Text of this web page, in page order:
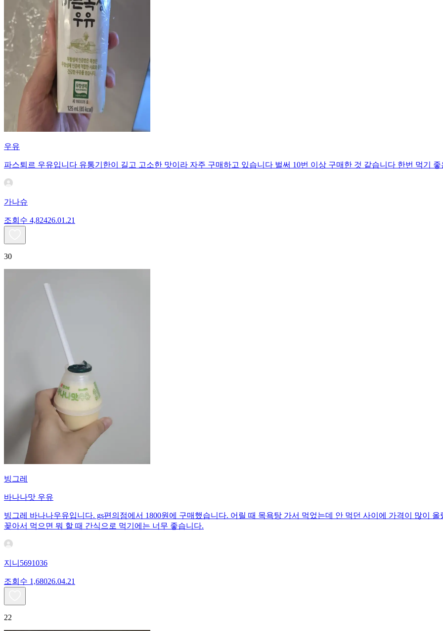
우유
파스퇴르 우유입니다 유통기한이 길고 고소한 맛이라 자주 구매하고 있습니다 벌써 10번 이상 구매한 것 같습니다 한번 먹기
가나슈
조회수 4,82426.01.21
30
빙그레
바나나맛 우유
빙그레 바나나우유입니다. gs편의점에서 1800원에 구매했습니다. 어릴 때 목욕탕 가서 먹었는데 안 먹던 사이에 가격이 많이
꽂아서 먹으면 뭐 할 때 간식으로 먹기에는 너무 좋습니다.
지니5691036
조회수 1,68026.04.21
22